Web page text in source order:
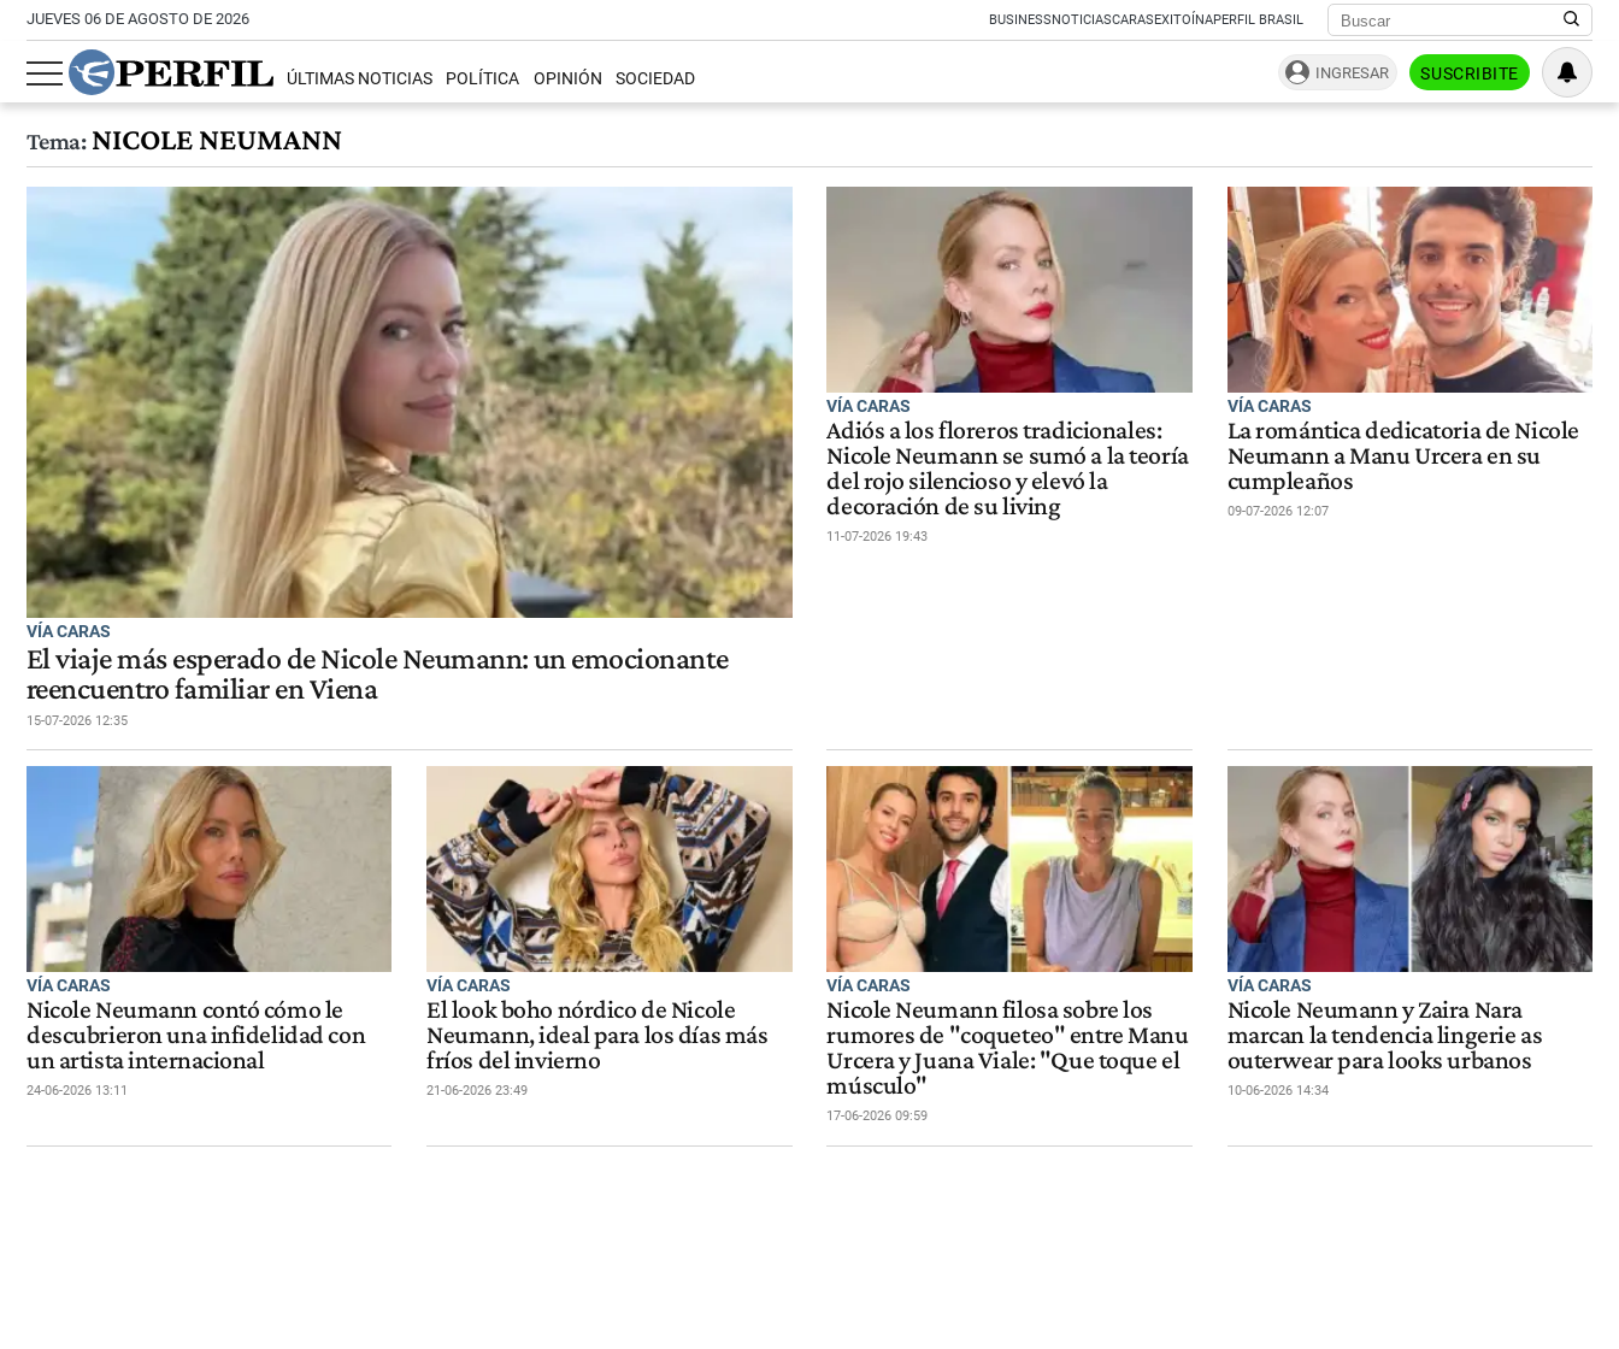
JUEVES 06 DE AGOSTO DE 2026 BUSINESSNOTICIASCARASEXITOÍNAPERFIL BRASIL
ÚLTIMAS NOTICIAS POLÍTICA OPINIÓN SOCIEDAD INGRESAR SUSCRIBITE
Tema:NICOLE NEUMANN
VÍA CARAS
El viaje más esperado de Nicole Neumann: un emocionante
reencuentro familiar en Viena
15-07-2026 12:35
VÍA CARAS
Adiós a los floreros tradicionales:
Nicole Neumann se sumó a la teoría
del rojo silencioso y elevó la
decoración de su living
11-07-2026 19:43
VÍA CARAS
La romántica dedicatoria de Nicole
Neumann a Manu Urcera en su
cumpleaños
09-07-2026 12:07
VÍA CARAS
Nicole Neumann contó cómo le
descubrieron una infidelidad con
un artista internacional
24-06-2026 13:11
VÍA CARAS
El look boho nórdico de Nicole
Neumann, ideal para los días más
fríos del invierno
21-06-2026 23:49
VÍA CARAS
Nicole Neumann filosa sobre los
rumores de "coqueteo" entre Manu
Urcera y Juana Viale: "Que toque el
músculo"
17-06-2026 09:59
VÍA CARAS
Nicole Neumann y Zaira Nara
marcan la tendencia lingerie as
outerwear para looks urbanos
10-06-2026 14:34